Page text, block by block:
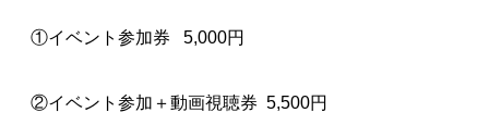
①イベント参加券 5,000円
②イベント参加＋動画視聴券 5,500円